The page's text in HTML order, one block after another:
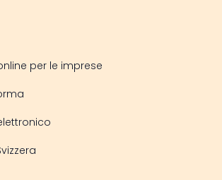
per le imprese